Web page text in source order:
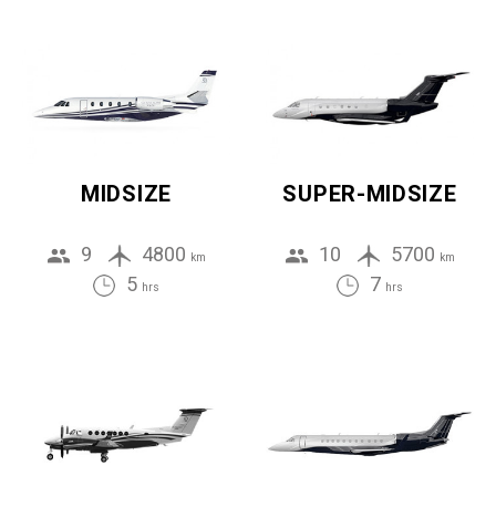
MIDSIZE
9 4800 km
5 hrs
SUPER-MIDSIZE
10 5700 km
7 hrs